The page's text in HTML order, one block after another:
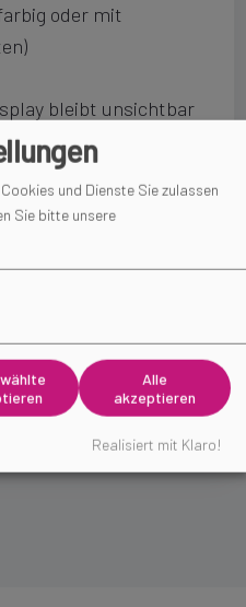
oder mit
bleibt unsichtbar
Drehregelung
oder im Verbund
Sensoren und Optical
und Dienste Sie zulassen
Sie bitte unsere
Alle
akzeptieren
Realisiert mit Klaro!